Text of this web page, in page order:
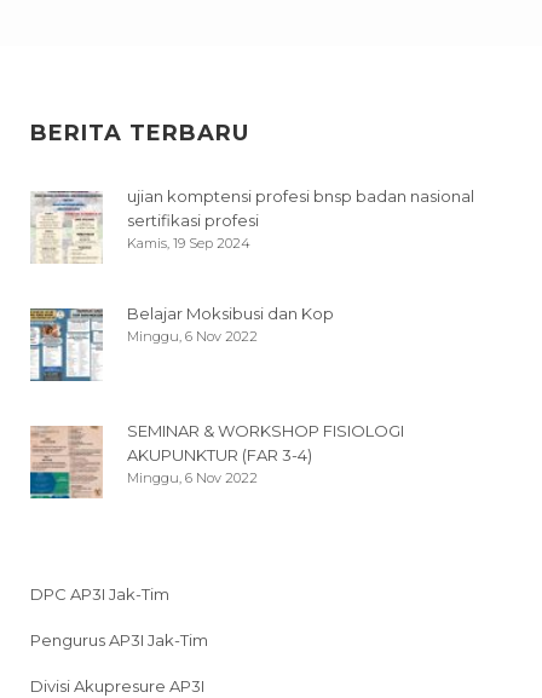
BERITA TERBARU
ujian komptensi profesi bnsp badan nasional
sertifikasi profesi
Kamis, 19 Sep 2024
Belajar Moksibusi dan Kop
Minggu, 6 Nov 2022
SEMINAR & WORKSHOP FISIOLOGI
AKUPUNKTUR (FAR 3-4)
Minggu, 6 Nov 2022
DPC AP3I Jak-Tim
Pengurus AP3I Jak-Tim
Divisi Akupresure AP3I